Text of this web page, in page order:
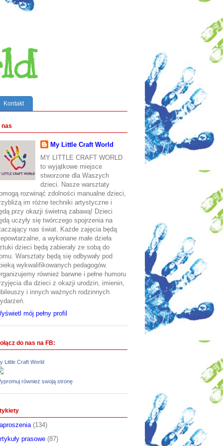
Kontakt
nas
My Little Craft World
MY LITTLE CRAFT WORLD
to wyjątkowe miejsce
stworzone dla Waszych
dzieci. Nasze warsztaty
rozwinąć zdolności manualne dzieci,
im różne techniki artystyczne i
przy okazji świetną zabawą! Dzieci
uczyły się twórczego spojrzenia na
nas świat. Każde zajęcia będą
a wykonane małe dzieła
dzieci będą zabierały ze sobą do
Warsztaty będą się odbywały pod
wykwalifikowanych pedagogów.
również barwne i pełne humoru
dla dzieci z okazji urodzin, imienin,
i innych ważnych rodzinnych
mój pełny profil
do nas na FB:
Little Craft World
również swoją stronę
(134)
prasowe (87)